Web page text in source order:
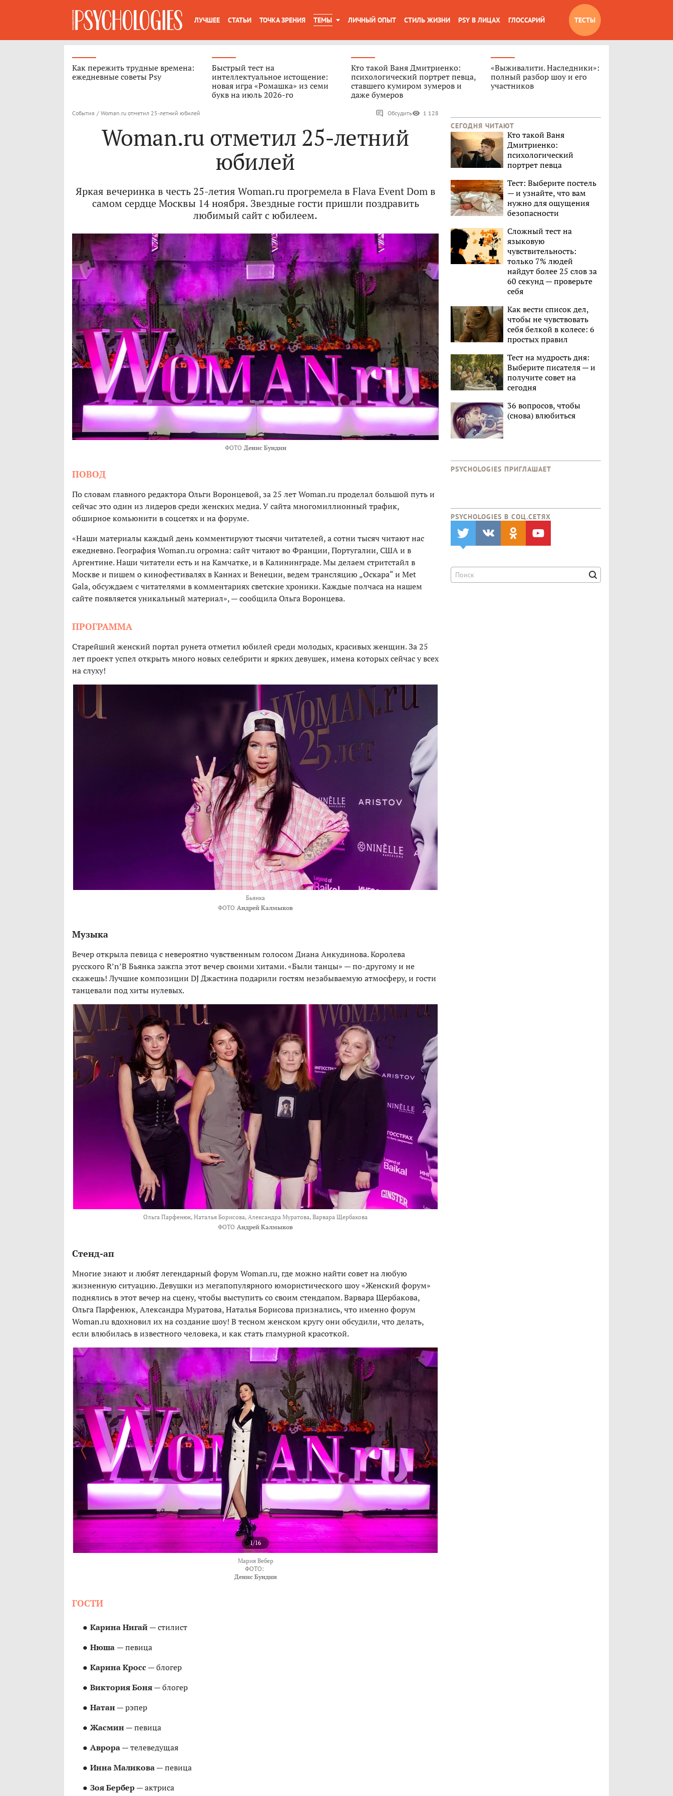
ЛУЧШЕЕ СТАТЬИ ТОЧКА ЗРЕНИЯ ТЕМЫ ЛИЧНЫЙ ОПЫТ СТИЛЬ ЖИЗНИ PSY В ЛИЦАХ ГЛОССАРИЙ ТЕСТЫ
Как пережить трудные времена:
ежедневные советы Psy
Быстрый тест на
интеллектуальное истощение:
новая игра «Ромашка» из семи
букв на июль 2026-го
Кто такой Ваня Дмитриенко:
психологический портрет певца,
ставшего кумиром зумеров и
даже бумеров
«Выживалити. Наследники»:
полный разбор шоу и его
участников
События / Woman.ru отметил 25-летний юбилей Обсудить 1 128
Woman.ru отметил 25-летний
юбилей
Яркая вечеринка в честь 25-летия Woman.ru прогремела в Flava Event Dom в
самом сердце Москвы 14 ноября. Звездные гости пришли поздравить
любимый сайт с юбилеем.
ФОТО Денис Бундин
ПОВОД
По словам главного редактора Ольги Воронцевой, за 25 лет Woman.ru проделал большой путь и
сейчас это один из лидеров среди женских медиа. У сайта многомиллионный трафик,
обширное комьюнити в соцсетях и на форуме.
«Наши материалы каждый день комментируют тысячи читателей, а сотни тысяч читают нас
ежедневно. География Woman.ru огромна: сайт читают во Франции, Португалии, США и в
Аргентине. Наши читатели есть и на Камчатке, и в Калининграде. Мы делаем стритстайл в
Москве и пишем о кинофестивалях в Каннах и Венеции, ведем трансляцию „Оскара“ и Меt
Gala, обсуждаем с читателями в комментариях светские хроники. Каждые полчаса на нашем
сайте появляется уникальный материал», — сообщила Ольга Воронцева.
ПРОГРАММА
Старейший женский портал рунета отметил юбилей среди молодых, красивых женщин. За 25
лет проект успел открыть много новых селебрити и ярких девушек, имена которых сейчас у всех
на слуху!
Бьянка
ФОТО Андрей Калмыков
Музыка
Вечер открыла певица с невероятно чувственным голосом Диана Анкудинова. Королева
русского R’n’B Бьянка зажгла этот вечер своими хитами. «Были танцы» — по-другому и не
скажешь! Лучшие композиции DJ Джастина подарили гостям незабываемую атмосферу, и гости
танцевали под хиты нулевых.
Ольга Парфенюк, Наталья Борисова, Александра Муратова, Варвара Щербакова
ФОТО Андрей Калмыков
Стенд-ап
Многие знают и любят легендарный форум Woman.ru, где можно найти совет на любую
жизненную ситуацию. Девушки из мегапопулярного юмористического шоу «Женский форум»
поднялись в этот вечер на сцену, чтобы выступить со своим стендапом. Варвара Щербакова,
Ольга Парфенюк, Александра Муратова, Наталья Борисова признались, что именно форум
Woman.ru вдохновил их на создание шоу! В тесном женском кругу они обсудили, что делать,
если влюбилась в известного человека, и как стать гламурной красоткой.
1/16
Мария Вебер
ФОТО:
Денис Бундин
ГОСТИ
Карина Нигай— стилист
Нюша — певица
Карина Кросс— блогер
Виктория Боня— блогер
Натан— рэпер
Жасмин— певица
Аврора— телеведущая
Инна Маликова— певица
Зоя Бербер— актриса
СЕГОДНЯ ЧИТАЮТ
Кто такой Ваня
Дмитриенко:
психологический
портрет певца
Тест: Выберите постель
— и узнайте, что вам
нужно для ощущения
безопасности
Сложный тест на
языковую
чувствительность:
только 7% людей
найдут более 25 слов за
60 секунд — проверьте
себя
Как вести список дел,
чтобы не чувствовать
себя белкой в колесе: 6
простых правил
Тест на мудрость дня:
Выберите писателя — и
получите совет на
сегодня
36 вопросов, чтобы
(снова) влюбиться
PSYCHOLOGIES ПРИГЛАШАЕТ
PSYCHOLOGIES В CОЦ.СЕТЯХ